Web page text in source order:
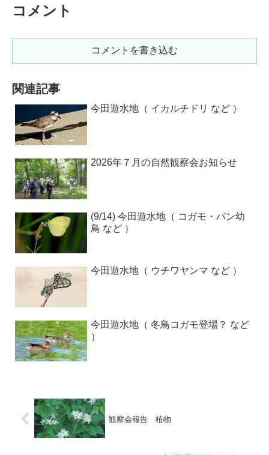
コメント
コメントを書き込む
関連記事
今田遊水地（ イカルチドリ など ）
2026年７月の自然観察会お知らせ
(9/14) 今田遊水地（ コガモ・バン幼
鳥 など ）
今田遊水地（ ウチワヤンマ など ）
今田遊水地（ 冬鳥コガモ登場？ など
）
観察会報告 植物